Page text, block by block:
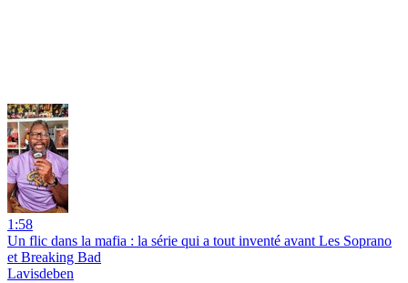
1:58
Un flic dans la mafia : la série qui a tout inventé avant Les Soprano
et Breaking Bad
Lavisdeben